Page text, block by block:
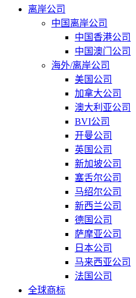
离岸公司
中国离岸公司
中国香港公司
中国澳门公司
海外/离岸公司
美国公司
加拿大公司
澳大利亚公司
BVI公司
开曼公司
英国公司
新加坡公司
塞舌尔公司
马绍尔公司
新西兰公司
德国公司
萨摩亚公司
日本公司
马来西亚公司
法国公司
全球商标